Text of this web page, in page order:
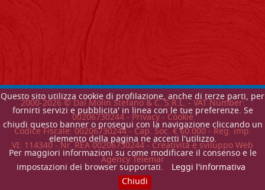
Questo sito utilizza cookie di profilazione, anche di terze parti, per
fornirti servizi e pubblicita' in linea con le tue preferenze. Se
chiudi questo banner o prosegui con la navigazione cliccando un
elemento della pagina ne accetti l'utilizzo.
Per maggiori informazioni su come modificare il consenso e le
impostazioni dei browser supportati.
Leggi l'informativa
Chiudi
2000-2026© Dal Molin Stefano & C. S.R.L. - VAT Number:
00206730244 - Privacy-Cookie
Codice Fiscale: 00206730244 - Cap. Soc. € 60.000 - Reg. imp.
VI: 114340 - Nr. REA 00206730244 - Creatività e sviluppo Web
Agency Telemar